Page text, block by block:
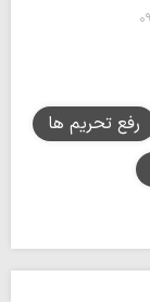
رفع تحریم ها